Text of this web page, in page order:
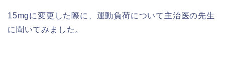
15mgに変更した際に、運動負荷について主治医の先生
に聞いてみました。